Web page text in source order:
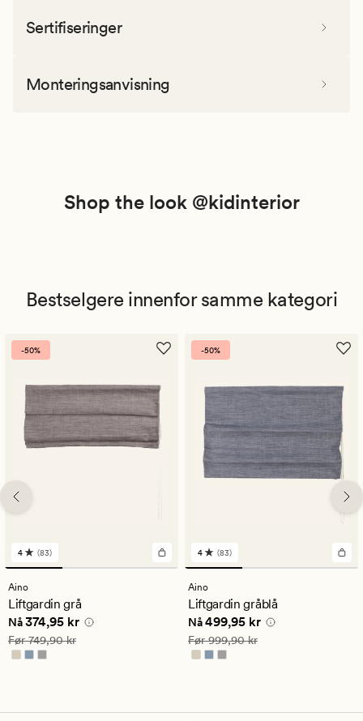
Sertifiseringer
Monteringsanvisning
Shop the look @kidinterior
Bestselgere innenfor samme kategori
-50%
83
anmeldelser
med
en
gjennomsnittlig
vurdering
på
4
4 (83)
Aino
Liftgardin grå
Nåværende pris
Nå374,95 kr
Vanlig pris 749,90 kr
Før749,90 kr
-50%
83
anmeldelser
med
en
gjennomsnittlig
vurdering
på
4
4 (83)
Aino
Liftgardin gråblå
Nåværende pris
Nå499,95 kr
Vanlig pris 999,90 kr
Før999,90 kr